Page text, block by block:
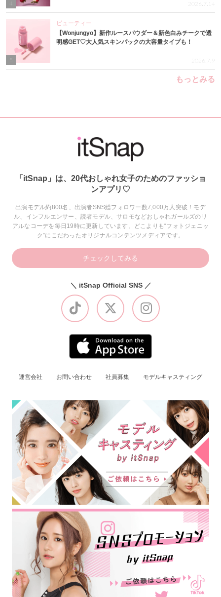
4 2026.7.14
ビューティー
【Wonjungyo】新作ルースパウダー＆新色白みチークで透
明感GET♡大人気スキンパックの大容量タイプも！
2026.7.9
もっとみる
「itSnap」は、20代おしゃれ女子のためのファッショ
ンアプリ♡
出演モデル約800名、出演者SNS総フォロワー数7,000万人突破！モデ
ル、インフルエンサー、読者モデル、サロモなどおしゃれガールズのリ
アルなコーデを毎日19時に更新しています。どこよりも“フォトジェニッ
ク”にこだわったオリジナルコンテンツメディアです。
チェックしてみる
＼ itSnap Official SNS ／
運営会社 お問い合わせ 社員募集 モデルキャスティング